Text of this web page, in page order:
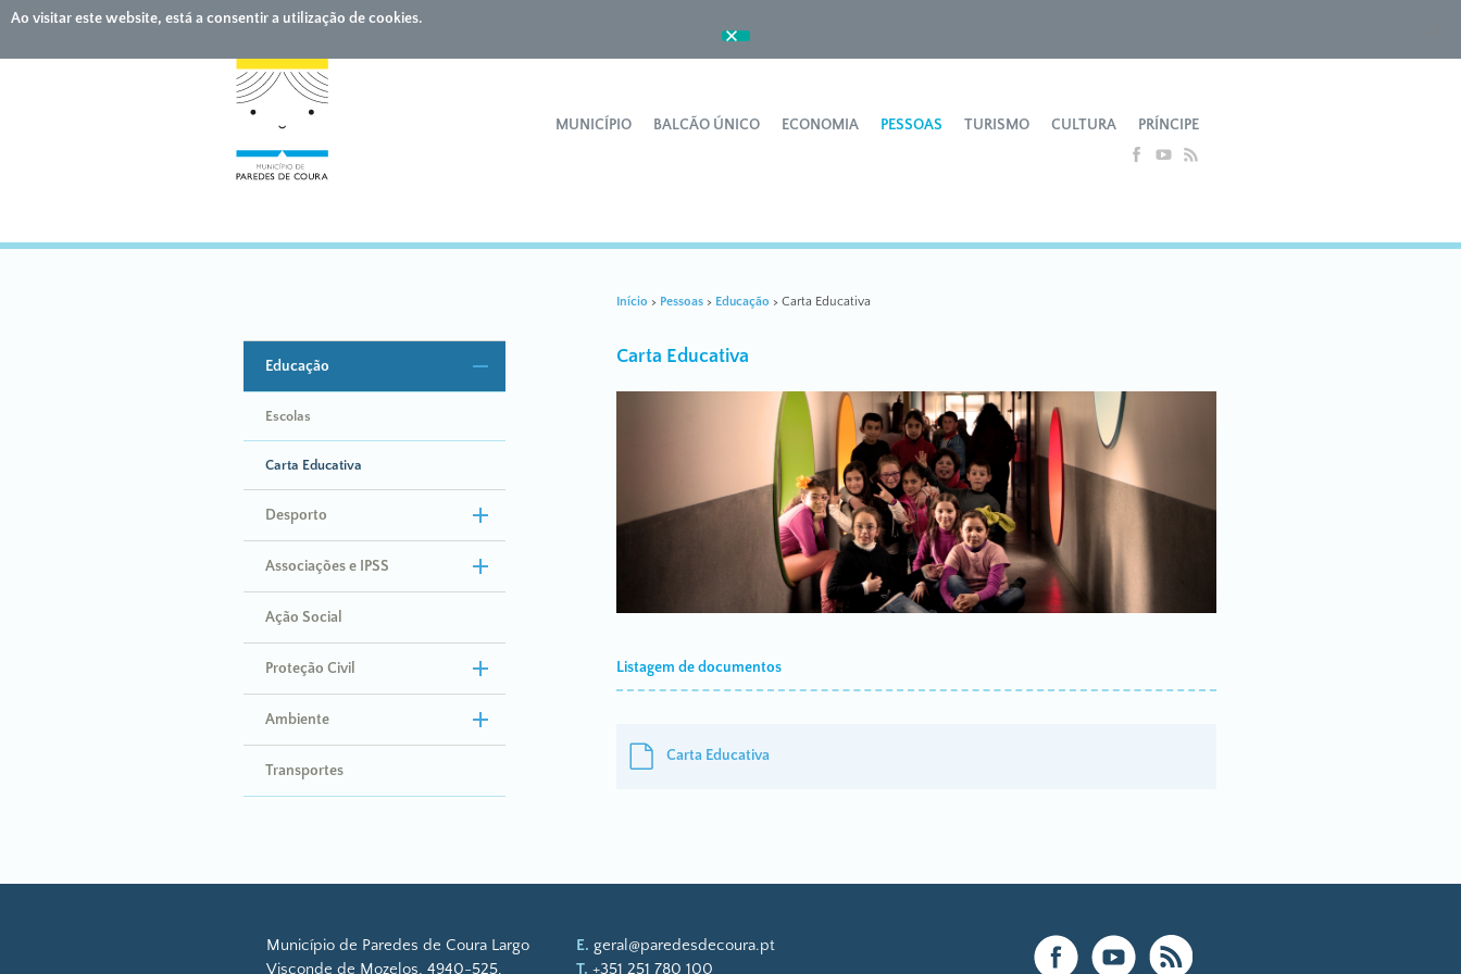
MUNICÍPIO BALCÃO ÚNICO ECONOMIA PESSOAS TURISMO CULTURA PRÍNCIPE
Educação
Escolas
Carta Educativa
Desporto
Associações e IPSS
Ação Social
Proteção Civil
Ambiente
Transportes
Início > Pessoas> Educação > Carta Educativa
Carta Educativa
Listagem de documentos
Carta Educativa
Município de Paredes de Coura Largo
Visconde de Mozelos, 4940-525,
E. geral@paredesdecoura.pt
T. +351 251 780 100
Ao visitar este website, está a consentir a utilização de cookies.
Ok